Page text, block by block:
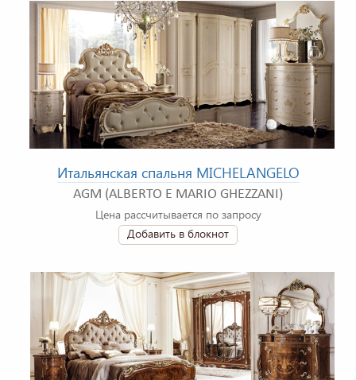
Итальянская спальня MICHELANGELO
AGM (ALBERTO E MARIO GHEZZANI)
Цена рассчитывается по запросу
Добавить в блокнот